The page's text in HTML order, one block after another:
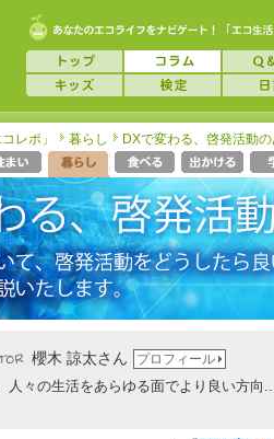
レポ」 暮らし DXで変わる、啓発活動
櫻木 諒太さん
プロフィール
人々の生活をあらゆる面でより良い方向